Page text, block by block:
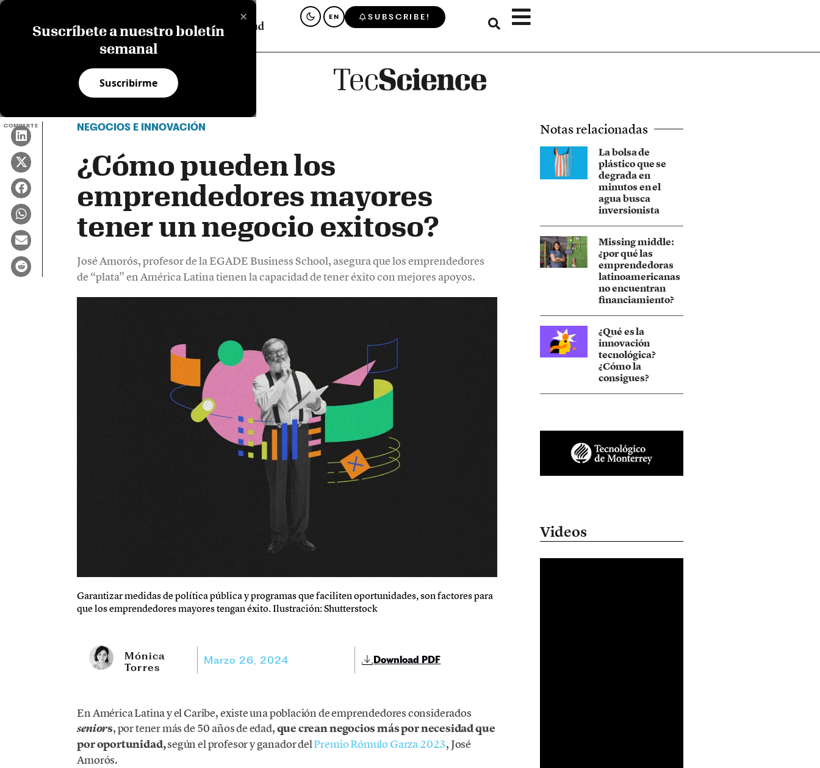
×
Suscríbete a nuestro boletín
semanal
Suscribirme
EN SUBSCRIBE!
COMPARTE NEGOCIOS E INNOVACIÓN
¿Cómo pueden los
emprendedores mayores
tener un negocio exitoso?
José Amorós, profesor de la EGADE Business School, asegura que los emprendedores
de “plata” en América Latina tienen la capacidad de tener éxito con mejores apoyos.
Garantizar medidas de política pública y programas que faciliten oportunidades, son factores para
que los emprendedores mayores tengan éxito. Ilustración: Shutterstock
Mónica
Torres
Marzo 26, 2024 Download PDF
En América Latina y el Caribe, existe una población de emprendedores considerados
seniors, por tener más de 50 años de edad,que crean negocios más por necesidad que
por oportunidad,según el profesor y ganador delPremio Rómulo Garza 2023, José
Amorós.
Notas relacionadas
La bolsa de
plástico que se
degrada en
minutos en el
agua busca
inversionista
Missing middle:
¿por qué las
emprendedoras
latinoamericanas
no encuentran
financiamiento?
¿Qué es la
innovación
tecnológica?
¿Cómo la
consigues?
Videos